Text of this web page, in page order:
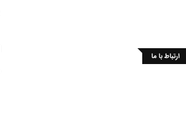
ارتباط با ما